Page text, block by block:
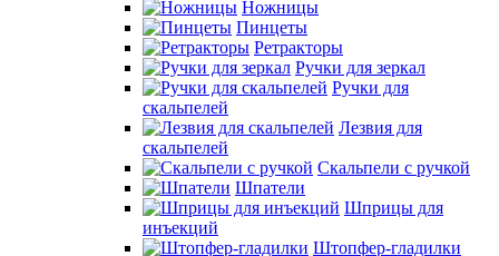
Ножницы
Пинцеты
Ретракторы
Ручки для зеркал
Ручки для
скальпелей
Лезвия для
скальпелей
Скальпели с ручкой
Шпатели
Шприцы для
инъекций
Штопфер-гладилки